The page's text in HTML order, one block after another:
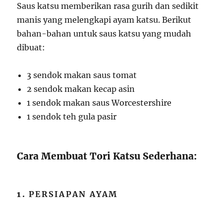
Saus katsu memberikan rasa gurih dan sedikit
manis yang melengkapi ayam katsu. Berikut
bahan-bahan untuk saus katsu yang mudah
dibuat:
3 sendok makan saus tomat
2 sendok makan kecap asin
1 sendok makan saus Worcestershire
1 sendok teh gula pasir
Cara Membuat Tori Katsu Sederhana:
1.PERSIAPAN AYAM